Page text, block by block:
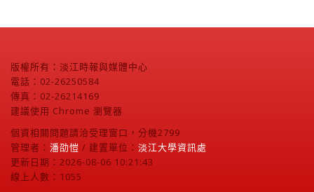
版權所有：淡江時報與媒體中心
電話：02-26250584
傳真：02-26214169
建議使用 Chrome 瀏覽器
個資相關問題請洽受理窗口，分機2799
管理者： 潘劭愷 / 建置單位： 淡江大學資訊處
更新日期：2026-08-06 10:21:43
線上人數：1055